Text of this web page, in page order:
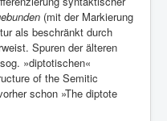
(mit der Markierung
als beschränkt durch
Spuren der älteren
»diptotischen«
of the Semitic
schon »The diptote